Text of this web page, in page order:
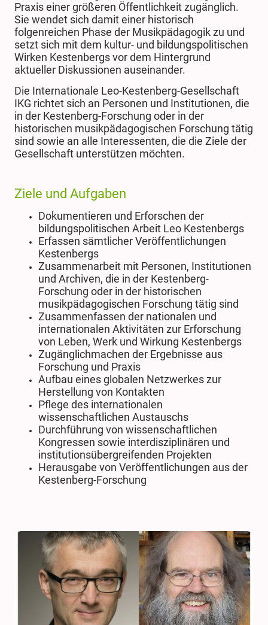
Praxis einer größeren Öffentlichkeit zugänglich.
Sie wendet sich damit einer historisch
folgenreichen Phase der Musikpädagogik zu und
setzt sich mit dem kultur- und bildungspolitischen
Wirken Kestenbergs vor dem Hintergrund
aktueller Diskussionen auseinander.
Die Internationale Leo-Kestenberg-Gesellschaft
IKG richtet sich an Personen und Institutionen, die
in der Kestenberg-Forschung oder in der
historischen musikpädagogischen Forschung tätig
sind sowie an alle Interessenten, die die Ziele der
Gesellschaft unterstützen möchten.
Ziele und Aufgaben
Dokumentieren und Erforschen der
bildungspolitischen Arbeit Leo Kestenbergs
Erfassen sämtlicher Veröffentlichungen
Kestenbergs
Zusammenarbeit mit Personen, Institutionen
und Archiven, die in der Kestenberg-
Forschung oder in der historischen
musikpädagogischen Forschung tätig sind
Zusammenfassen der nationalen und
internationalen Aktivitäten zur Erforschung
von Leben, Werk und Wirkung Kestenbergs
Zugänglichmachen der Ergebnisse aus
Forschung und Praxis
Aufbau eines globalen Netzwerkes zur
Herstellung von Kontakten
Pflege des internationalen
wissenschaftlichen Austauschs
Durchführung von wissenschaftlichen
Kongressen sowie interdisziplinären und
institutionsübergreifenden Projekten
Herausgabe von Veröffentlichungen aus der
Kestenberg-Forschung